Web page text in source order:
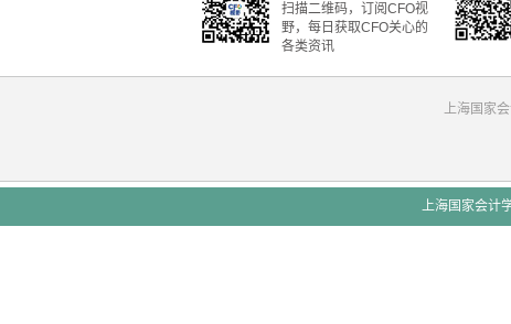
扫描二维码，订阅CFO视
野，每日获取CFO关心的
各类资讯
上海国家会
上海国家会计